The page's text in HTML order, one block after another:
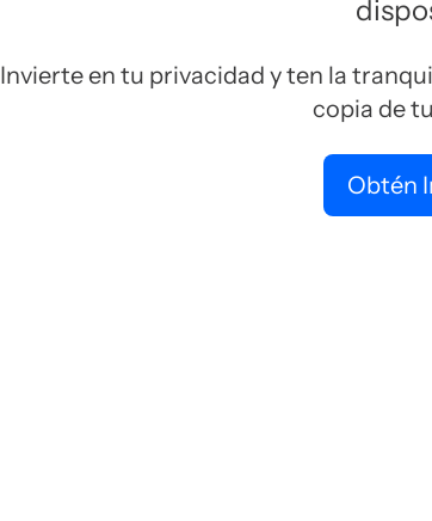
Invierte en tu privacidad y ten la
copia de
Obtén